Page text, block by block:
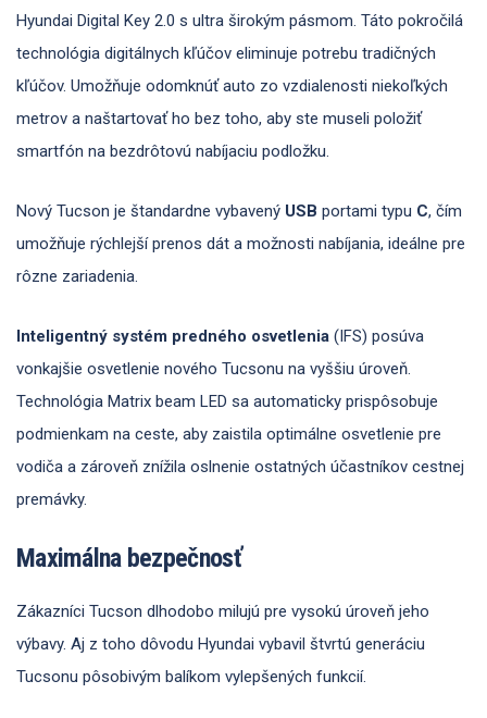
Hyundai Digital Key 2.0 s ultra širokým pásmom. Táto pokročilá
technológia digitálnych kľúčov eliminuje potrebu tradičných
kľúčov. Umožňuje odomknúť auto zo vzdialenosti niekoľkých
metrov a naštartovať ho bez toho, aby ste museli položiť
smartfón na bezdrôtovú nabíjaciu podložku.
Nový Tucson je štandardne vybavený USB portami typu C, čím
umožňuje rýchlejší prenos dát a možnosti nabíjania, ideálne pre
rôzne zariadenia.
Inteligentný systém predného osvetlenia (IFS) posúva
vonkajšie osvetlenie nového Tucsonu na vyššiu úroveň.
Technológia Matrix beam LED sa automaticky prispôsobuje
podmienkam na ceste, aby zaistila optimálne osvetlenie pre
vodiča a zároveň znížila oslnenie ostatných účastníkov cestnej
premávky.
Maximálna bezpečnosť
Zákazníci Tucson dlhodobo milujú pre vysokú úroveň jeho
výbavy. Aj z toho dôvodu Hyundai vybavil štvrtú generáciu
Tucsonu pôsobivým balíkom vylepšených funkcií.